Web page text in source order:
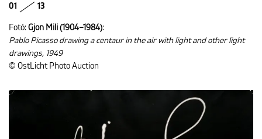
01 13
Fotó: Gjon Mili (1904–1984):
Pablo Picasso drawing a centaur in the air with light and other light
drawings, 1949
© OstLicht Photo Auction